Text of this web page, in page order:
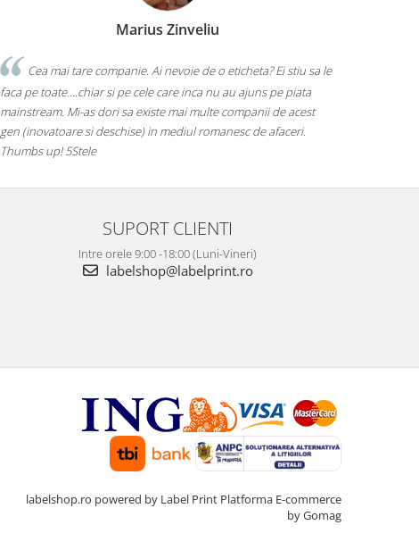
Marius Zinveliu
Cea mai tare companie. Ai nevoie de o eticheta? Ei stiu sa le
faca pe toate....chiar si pe cele care inca nu au ajuns pe piata
mainstream. Mi-as dori sa existe mai multe companii de acest
gen (inovatoare si deschise) in mediul romanesc de afaceri.
Thumbs up! 5Stele
SUPORT CLIENTI
Intre orele 9:00 -18:00 (Luni-Vineri)
labelshop@labelprint.ro
labelshop.ro powered by Label Print Platforma E-commerce
by Gomag